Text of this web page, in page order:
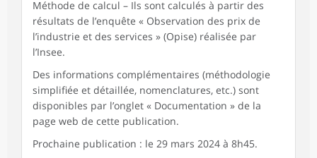
Méthode de calcul – Ils sont calculés à partir des
résultats de l’enquête « Observation des prix de
l’industrie et des services » (Opise) réalisée par
l’Insee.
Des informations complémentaires (méthodologie
simplifiée et détaillée, nomenclatures, etc.) sont
disponibles par l’onglet « Documentation » de la
page web de cette publication.
Prochaine publication : le 29 mars 2024 à 8h45.